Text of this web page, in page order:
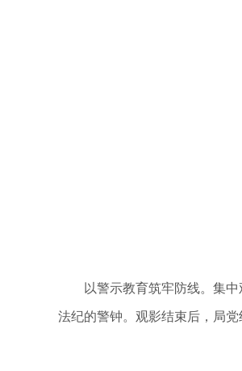
以警示教育筑牢防线。集中
法纪的警钟。观影结束后，局